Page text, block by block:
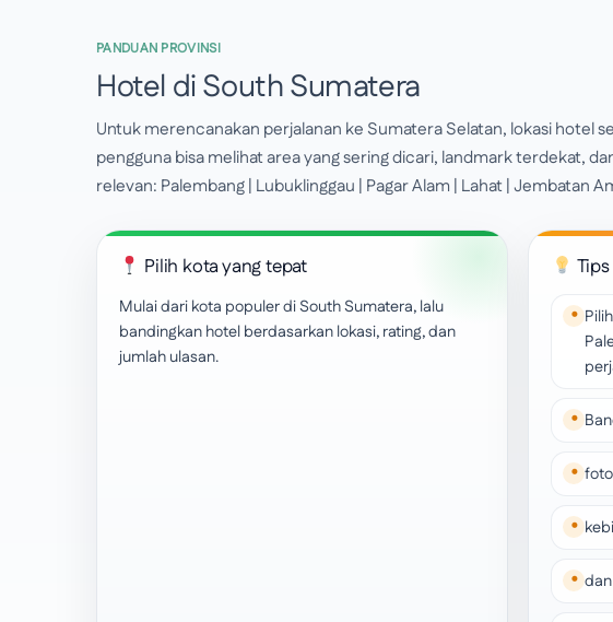
PANDUAN PROVINSI
Hotel di South Sumatera
Untuk merencanakan perjalanan ke Sumatera Selatan, lokasi hotel
pengguna bisa melihat area yang sering dicari, landmark terdekat,
relevan: Palembang | Lubuklinggau | Pagar Alam | Lahat | Jembatan
Pilih kota yang tepat
Mulai dari kota populer di South Sumatera, lalu
bandingkan hotel berdasarkan lokasi, rating, dan
jumlah ulasan.